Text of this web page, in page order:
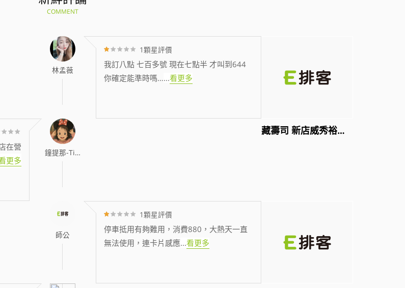
COMMENT
林孟薇
1顆星評價
我訂八點 七百多號 現在七點半 才叫到644
你確定能準時嗎…...看更多
藏壽司 新店威秀裕隆店
鐘提那-Tina
在營
更多
師公
1顆星評價
停車抵用有夠難用，消費880，大熱天一直
無法使用，連卡片感應...看更多